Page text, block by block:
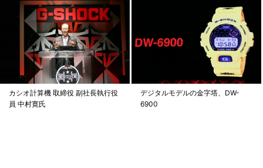
カシオ計算機 取締役 副社長執行役
員 中村寛氏
デジタルモデルの金字塔、DW-
6900